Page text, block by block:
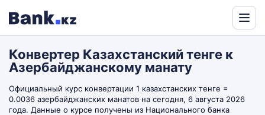
by
Translate
Конвертер Казахстанский тенге к
Азербайджанскому манату
Официальный курс конвертации 1 казахстанских тенге =
0.0036 азербайджанских манатов на сегодня, 6 августа 2026
года. Данные о курсе получены из Национального банка